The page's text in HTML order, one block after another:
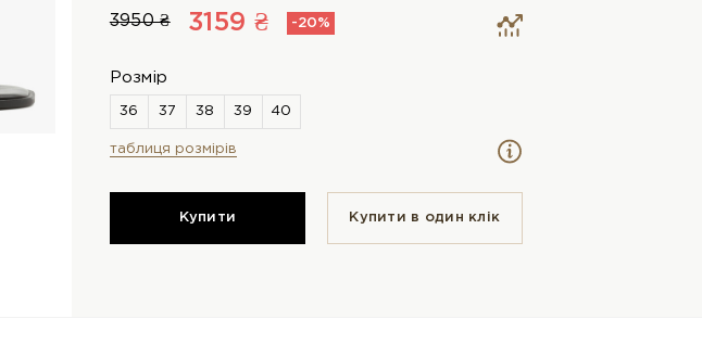
3950 ₴ 3159 ₴ -20%
Розмір
таблиця розмірів
Купити Купити в один клiк